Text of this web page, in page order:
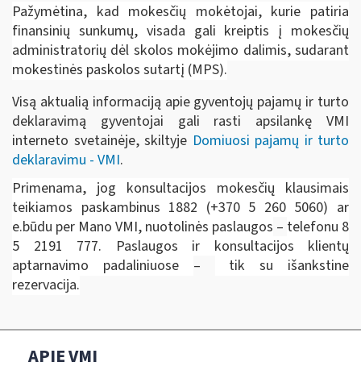
Pažymėtina, kad mokesčių mokėtojai, kurie patiria
finansinių sunkumų, visada gali kreiptis į mokesčių
administratorių dėl skolos mokėjimo dalimis, sudarant
mokestinės paskolos sutartį (MPS).
Visą aktualią informaciją apie gyventojų pajamų ir turto
deklaravimą gyventojai gali rasti apsilankę VMI
interneto svetainėje, skiltyje Domiuosi pajamų ir turto
deklaravimu - VMI.
Primenama, jog konsultacijos mokesčių klausimais
teikiamos paskambinus 1882 (+370 5 260 5060) ar
e.būdu per Mano VMI, nuotolinės paslaugos – telefonu 8
5 2191 777. Paslaugos ir konsultacijos klientų
aptarnavimo padaliniuose ­ –
tik su išankstine
rezervacija.
APIE VMI